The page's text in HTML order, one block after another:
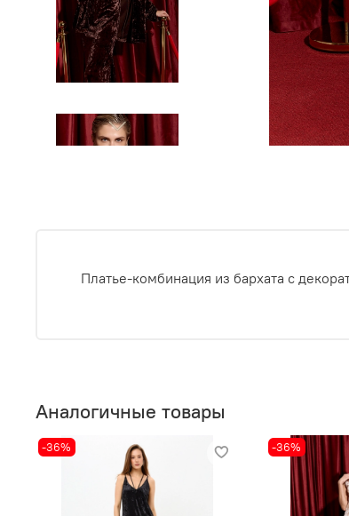
Платье-комбинация из бархата с
Аналогичные товары
-36% -36%